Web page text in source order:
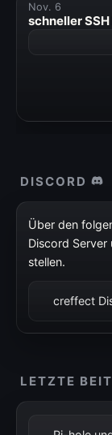
Nov. 6
schneller
DISCORD
Über den
Discord
stellen.
creffect
LETZTE
» Windows
»